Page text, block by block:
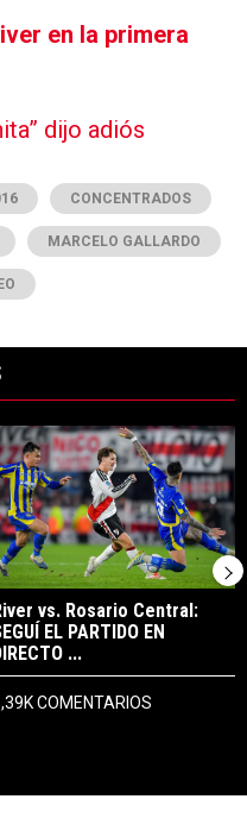
en la primera
dijo adiós
CONCENTRADOS
MARCELO GALLARDO
sin fútbol, sin rumbo
artículo de tendencia con el
vs. Rosario Central:
EL PARTIDO EN
...
COMENTARIOS